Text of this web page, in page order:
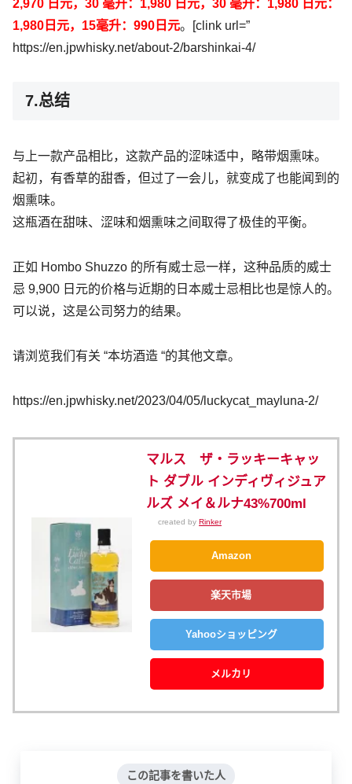
2,970 日元，30 毫升：1,980 日元，30 毫升：1,980 日元：
1,980日元，15毫升：990日元。[clink url=”
https://en.jpwhisky.net/about-2/barshinkai-4/
7.总结
与上一款产品相比，这款产品的涩味适中，略带烟熏味。
起初，有香草的甜香，但过了一会儿，就变成了也能闻到的
烟熏味。
这瓶酒在甜味、涩味和烟熏味之间取得了极佳的平衡。
正如 Hombo Shuzzo 的所有威士忌一样，这种品质的威士
忌 9,900 日元的价格与近期的日本威士忌相比也是惊人的。
可以说，这是公司努力的结果。
请浏览我们有关 “本坊酒造 “的其他文章。
https://en.jpwhisky.net/2023/04/05/luckycat_mayluna-2/
マルス ザ・ラッキーキャッ
ト ダブル インディヴィジュア
ルズ メイ＆ルナ43%700ml
created by Rinker
Amazon
楽天市場
Yahooショッピング
メルカリ
この記事を書いた人